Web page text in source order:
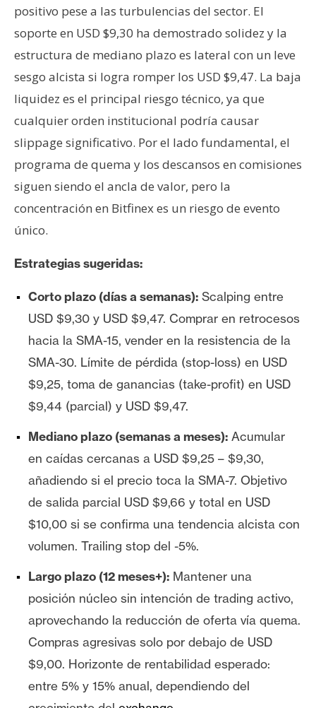
positivo pese a las turbulencias del sector. El
soporte en USD $9,30 ha demostrado solidez y la
estructura de mediano plazo es lateral con un leve
sesgo alcista si logra romper los USD $9,47. La baja
liquidez es el principal riesgo técnico, ya que
cualquier orden institucional podría causar
slippage significativo. Por el lado fundamental, el
programa de quema y los descansos en comisiones
siguen siendo el ancla de valor, pero la
concentración en Bitfinex es un riesgo de evento
único.
Estrategias sugeridas:
Corto plazo (días a semanas): Scalping entre
USD $9,30 y USD $9,47. Comprar en retrocesos
hacia la SMA-15, vender en la resistencia de la
SMA-30. Límite de pérdida (stop-loss) en USD
$9,25, toma de ganancias (take-profit) en USD
$9,44 (parcial) y USD $9,47.
Mediano plazo (semanas a meses): Acumular
en caídas cercanas a USD $9,25 – $9,30,
añadiendo si el precio toca la SMA-7. Objetivo
de salida parcial USD $9,66 y total en USD
$10,00 si se confirma una tendencia alcista con
volumen. Trailing stop del -5%.
Largo plazo (12 meses+): Mantener una
posición núcleo sin intención de trading activo,
aprovechando la reducción de oferta vía quema.
Compras agresivas solo por debajo de USD
$9,00. Horizonte de rentabilidad esperado:
entre 5% y 15% anual, dependiendo del